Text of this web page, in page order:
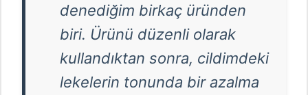
denediğim birkaç üründen
biri. Ürünü düzenli olarak
kullandıktan sonra, cildimdeki
lekelerin tonunda bir azalma